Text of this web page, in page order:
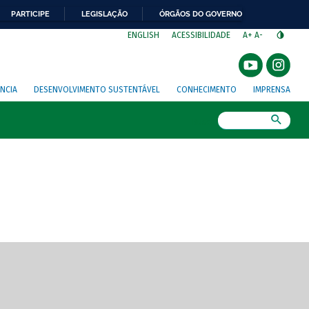
PARTICIPE LEGISLAÇÃO ÓRGÃOS DO GOVERNO
ENGLISH ACESSIBILIDADE A+ A-
DESENVOLVIMENTO SUSTENTÁVEL CONHECIMENTO IMPRENSA
de tela